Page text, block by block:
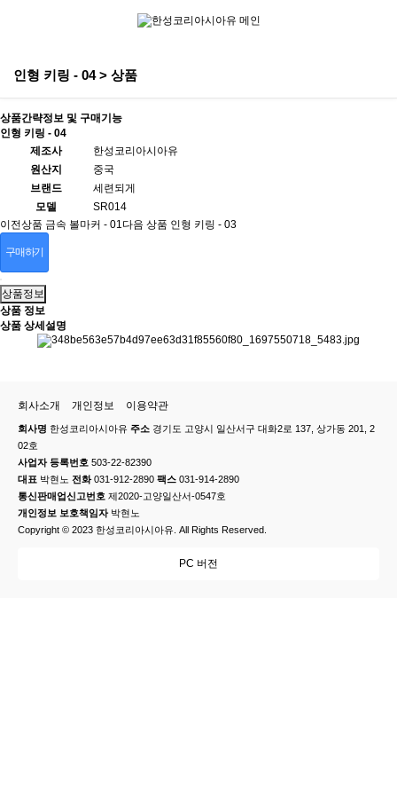
인형 키링 - 04 > 상품
상품간략정보 및 구매기능
인형 키링 - 04
제조사
한성코리아시아유
원산지
중국
브랜드
세련되게
모델
SR014
이전상품 금속 볼마커 - 01다음 상품 인형 키링 - 03
구매하기
상품정보
상품 정보
상품 상세설명
회사소개 개인정보 이용약관
회사명 한성코리아시아유 주소 경기도 고양시 일산서구 대화2로 137, 상가동 201, 2
02호
사업자 등록번호 503-22-82390
대표 박현노 전화031-912-2890 팩스 031-914-2890
통신판매업신고번호 제2020-고양일산서-0547호
개인정보 보호책임자박현노
Copyright © 2023 한성코리아시아유. All Rights Reserved.
PC 버전